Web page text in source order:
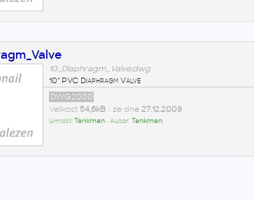
10_Diaphragm_Valve.dwg
10" PVC Diaphragm Valve
DWG2000
Velikost 54,6kB• ze dne 27.12.2009
Umístil:Tankman• Autor:Tankman